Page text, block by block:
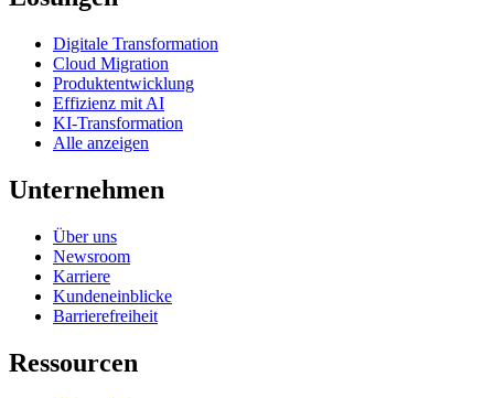
Digitale Transformation
Cloud Migration
Produktentwicklung
Effizienz mit AI
KI-Transformation
Alle anzeigen
Unternehmen
Über uns
Newsroom
Karriere
Kundeneinblicke
Barrierefreiheit
Ressourcen